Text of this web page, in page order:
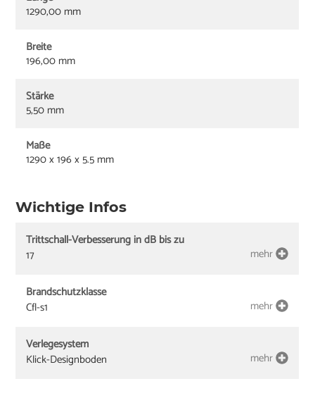
1290,00 mm
Breite
196,00 mm
Stärke
5,50 mm
Maße
1290 x 196 x 5.5 mm
Wichtige Infos
Trittschall-Verbesserung in dB bis zu
17
mehr
Brandschutzklasse
Cfl-s1
mehr
Verlegesystem
Klick-Designboden
mehr